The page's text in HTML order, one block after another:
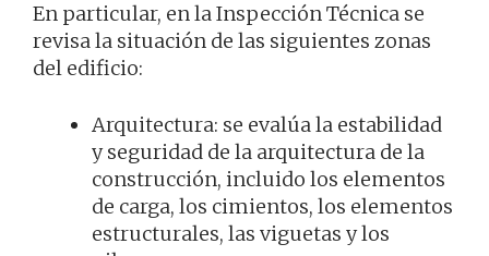
En particular, en la Inspección Técnica se
revisa la situación de las siguientes zonas
del edificio:
Arquitectura: se evalúa la estabilidad
y seguridad de la arquitectura de la
construcción, incluido los elementos
de carga, los cimientos, los elementos
estructurales, las viguetas y los